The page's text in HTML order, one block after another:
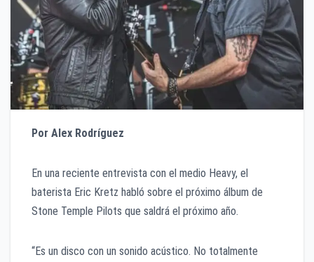
Por Alex Rodríguez
En una reciente entrevista con el medio Heavy, el
baterista Eric Kretz habló sobre el próximo álbum de
Stone Temple Pilots que saldrá el próximo año.
“Es un disco con un sonido acústico. No totalmente